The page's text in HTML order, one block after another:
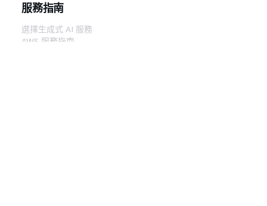
服務指南
選擇生成式 AI 服務
AWS 服務指南